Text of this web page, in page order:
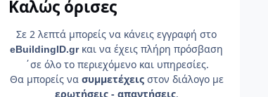
Καλώς όρισες
Σε 2 λεπτά μπορείς να κάνεις εγγραφή στο
eBuildingID.gr και να έχεις πλήρη πρόσβαση
΄σε όλο το περιεχόμενο και υπηρεσίες.
Θα μπορείς να συμμετέχειςστον διάλογο με
ερωτήσεις - απαντήσεις.